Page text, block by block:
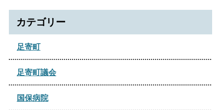
2025年04月
2025年02月
2024年05月
2024年04月
2024年03月
2024年02月
2023年04月
2022年04月
2022年02月
2021年09月
2021年07月
2021年05月
カテゴリー
足寄町
足寄町議会
国保病院